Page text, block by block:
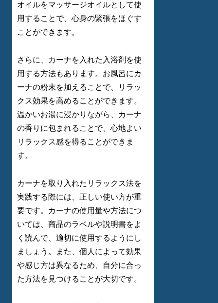
オイルをマッサージオイルとして使
用することで、心身の緊張をほぐす
ことができます。
さらに、カーナを入れた入浴剤を使
用する方法もあります。お風呂にカ
ーナの粉末を加えることで、リラッ
クス効果を高めることができます。
温かいお湯に浸かりながら、カーナ
の香りに包まれることで、心地よい
リラックス感を得ることができま
す。
カーナを取り入れたリラックス法を
実践する際には、正しい使い方が重
要です。カーナの使用量や方法につ
いては、商品のラベルや説明書をよ
く読んで、適切に使用するようにし
ましょう。また、個人によって効果
や感じ方は異なるため、自分に合っ
た方法を見つけることが大切です。